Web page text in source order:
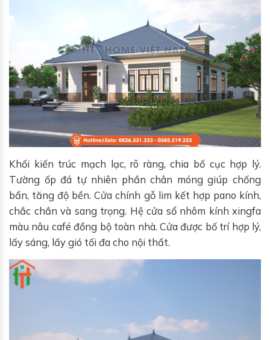
Khối kiến trúc mạch lạc, rõ ràng, chia bố cục hợp lý.
Tường ốp đá tự nhiên phần chân móng giúp chống
bẩn, tăng độ bền. Cửa chính gỗ lim kết hợp pano kính,
chắc chắn và sang trọng. Hệ cửa sổ nhôm kính xingfa
màu nâu café đồng bộ toàn nhà. Cửa được bố trí hợp lý,
lấy sáng, lấy gió tối đa cho nội thất.